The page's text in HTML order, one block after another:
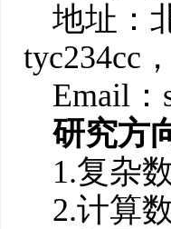
地址：
tyc234cc
Email：
研究方
1.复杂
2.计算